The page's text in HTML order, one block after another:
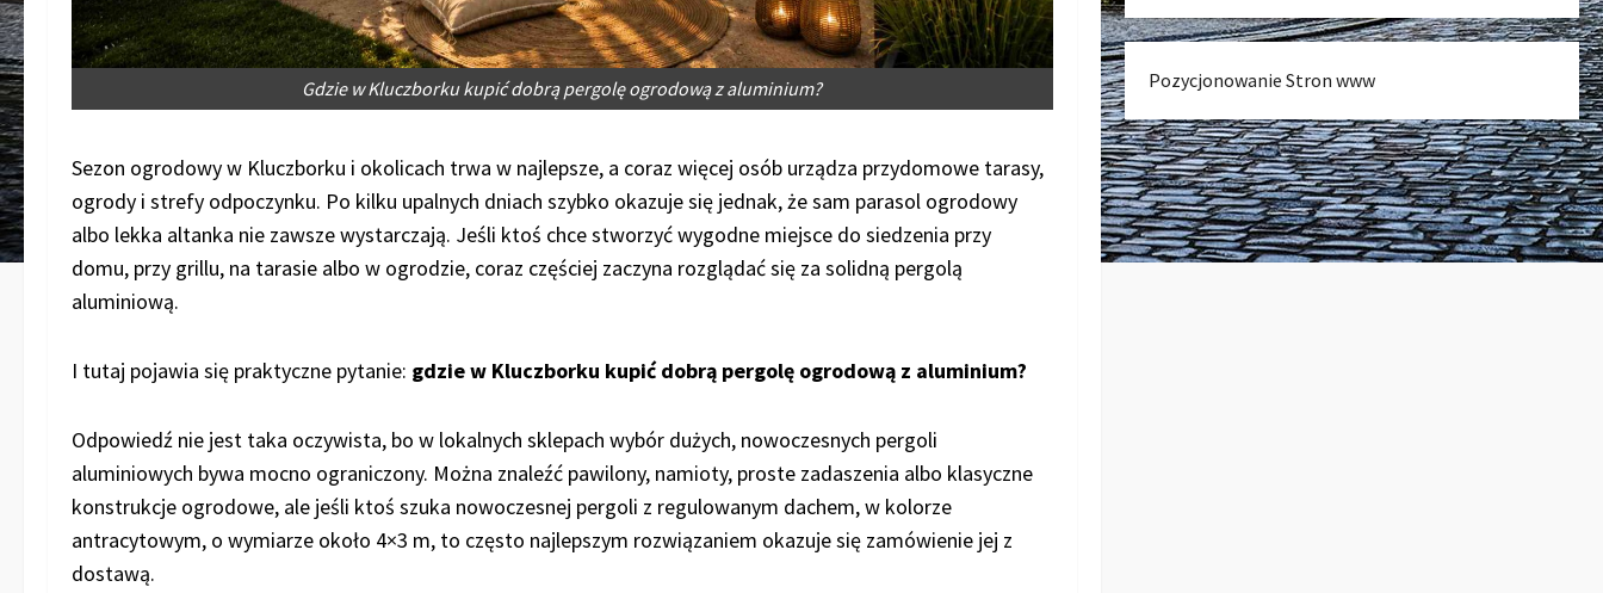
Gdzie w Kluczborku kupić dobrą pergolę ogrodową z aluminium?
Sezon ogrodowy w Kluczborku i okolicach trwa w najlepsze, a coraz więcej osób urządza przydomowe tarasy,
ogrody i strefy odpoczynku. Po kilku upalnych dniach szybko okazuje się jednak, że sam parasol ogrodowy
albo lekka altanka nie zawsze wystarczają. Jeśli ktoś chce stworzyć wygodne miejsce do siedzenia przy
domu, przy grillu, na tarasie albo w ogrodzie, coraz częściej zaczyna rozglądać się za solidną pergolą
aluminiową.
I tutaj pojawia się praktyczne pytanie: gdzie w Kluczborku kupić dobrą pergolę ogrodową z aluminium?
Odpowiedź nie jest taka oczywista, bo w lokalnych sklepach wybór dużych, nowoczesnych pergoli
aluminiowych bywa mocno ograniczony. Można znaleźć pawilony, namioty, proste zadaszenia albo klasyczne
konstrukcje ogrodowe, ale jeśli ktoś szuka nowoczesnej pergoli z regulowanym dachem, w kolorze
antracytowym, o wymiarze około 4×3 m, to często najlepszym rozwiązaniem okazuje się zamówienie jej z
dostawą.
Pozycjonowanie Stron www